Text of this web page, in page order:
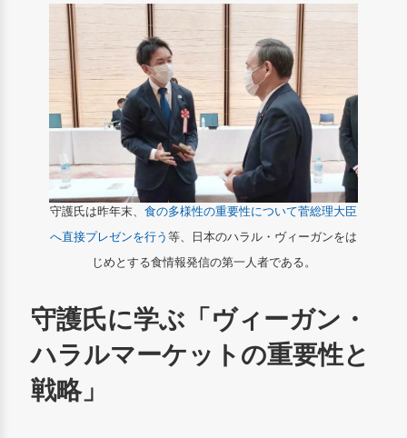
守護氏は昨年末、 食の多様性の重要性について菅総理大臣
へ直接プレゼンを行う等、日本のハラル・ヴィーガンをは
じめとする食情報発信の第一人者である。
守護氏に学ぶ「ヴィーガン・
ハラルマーケットの重要性と
戦略」